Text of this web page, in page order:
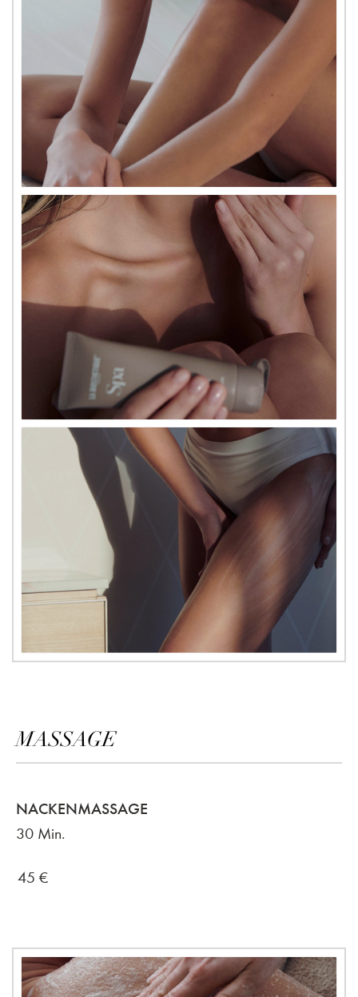
MASSAGE
NACKENMASSAGE
30 Min.
45 €